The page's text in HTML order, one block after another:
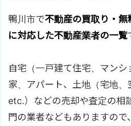
鴨川市で不動産の買取り・
に対応した不動産業者の一覧
自宅（一戸建て住宅、マン
家、アパート、土地（宅地、
etc.）などの売却や査定の相
門の業者などもありますので